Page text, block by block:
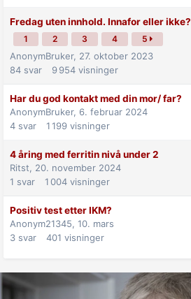
Fredag uten innhold. Innafor eller ikke?
1 2 3 4 5
AnonymBruker, 27. oktober 2023
84 svar 9 954 visninger
Har du god kontakt med din mor/ far?
AnonymBruker, 6. februar 2024
4 svar 1 199 visninger
4 åring med ferritin nivå under 2
Ritst, 20. november 2024
1 svar 1 004 visninger
Positiv test etter IKM?
Anonym21345, 10. mars
3 svar 401 visninger